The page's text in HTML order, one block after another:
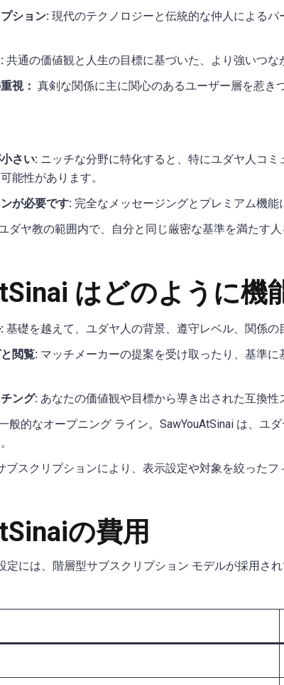
ション: 現代のテクノロジーと伝統的な仲人による
共通の価値観と人生の目標に基づいた、より強いつな
視： 真剣な関係に主に関心のあるユーザー層を惹き
さい: ニッチな分野に特化すると、特にユダヤ人コ
能性があります。
が必要です: 完全なメッセージングとプレミアム機能
ダヤ教の範囲内で、自分と同じ厳密な基準を満たす
はどのように機
基礎を越えて、ユダヤ人の背景、遵守レベル、関係の
閲覧: マッチメーカーの提案を受け取ったり、基準
ング: あなたの価値観や目標から導き出された互換性
般的なオープニング ライン。SawYouAtSinai は、ユ
ブスクリプションにより、表示設定や対象を絞った
の費用
定には、階層型サブスクリプション モデルが採用され